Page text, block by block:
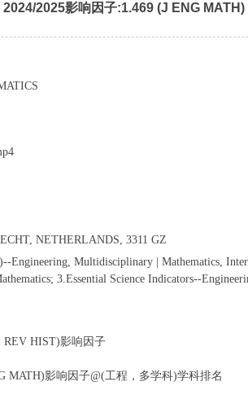
2025影响因子:1.469 (J ENG
NETHERLANDS, 3311 GZ
Engineering, Multidisciplinary | Mathematics,
3.Essential Science Indicators--
REV HIST)影响因子
MATH)影响因子@(工程，多学科)学科排名